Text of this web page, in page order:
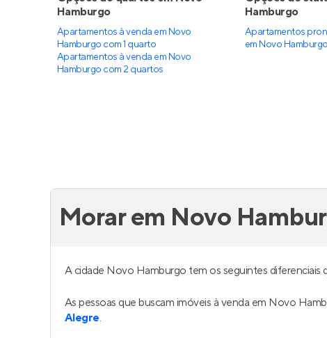
Hamburgo
Apartamentos à venda em Novo
Hamburgo com 1 quarto
Apartamentos à venda em Novo
Hamburgo com 2 quartos
Hamburgo
Apartamentos
em Novo Hamburgo
Morar em Novo
A cidade Novo Hamburgo tem os seguintes diferenciais
As pessoas que buscam imóveis à venda em Novo
Alegre.